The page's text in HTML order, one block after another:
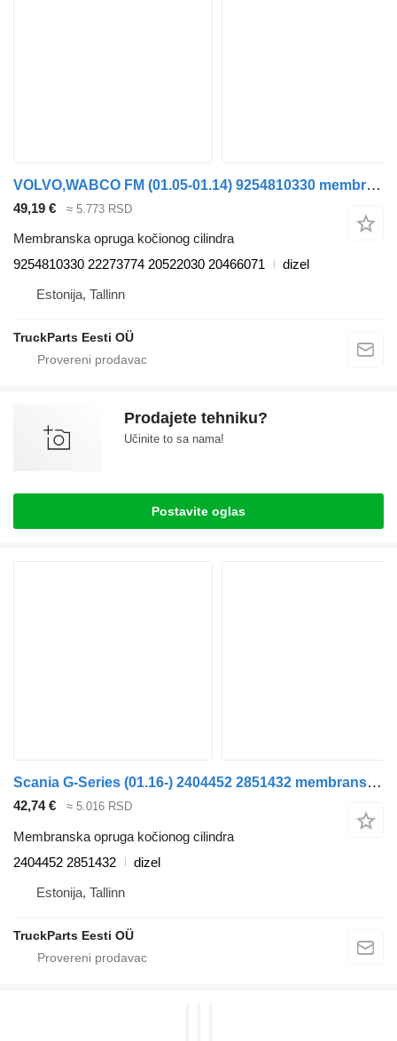
VOLVO,WABCO FM (01.05-01.14) 9254810330 membranska opruga kočionog cilindra za Volvo FM7-FM12, FM, FMX (1998-2014) tegljača
49,19 € ≈ 5.773 RSD
Membranska opruga kočionog cilindra
9254810330 22273774 20522030 20466071
dizel
Estonija, Tallinn
TruckParts Eesti OÜ
Prodajete tehniku?
Učinite to sa nama!
Postavite oglas
Scania G-Series (01.16-) 2404452 2851432 membranska opruga kočionog cilindra za Scania L,P,G,R,S-series (2016-) tegljača
42,74 € ≈ 5.016 RSD
Membranska opruga kočionog cilindra
2404452 2851432
dizel
Estonija, Tallinn
TruckParts Eesti OÜ